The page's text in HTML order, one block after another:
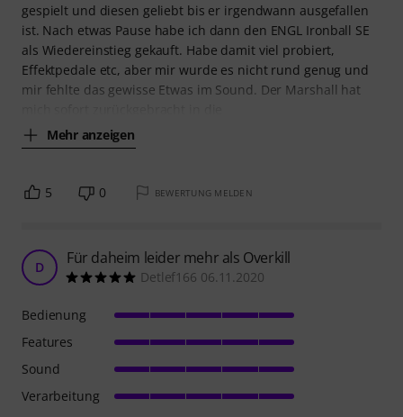
gespielt und diesen geliebt bis er irgendwann ausgefallen
ist. Nach etwas Pause habe ich dann den ENGL Ironball SE
als Wiedereinstieg gekauft. Habe damit viel probiert,
Effektpedale etc, aber mir wurde es nicht rund genug und
mir fehlte das gewisse Etwas im Sound. Der Marshall hat
Mehr anzeigen
5 0 BEWERTUNG MELDEN
D Für daheim leider mehr als Overkill
Detlef166 06.11.2020
Bedienung
Features
Sound
Verarbeitung